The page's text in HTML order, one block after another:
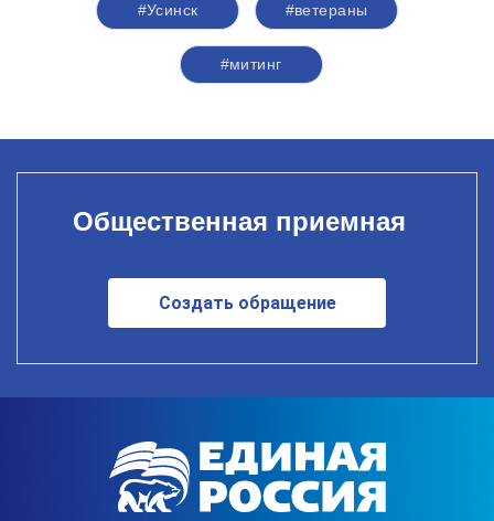
#Усинск #ветераны
#митинг
Общественная приемная
Создать обращение